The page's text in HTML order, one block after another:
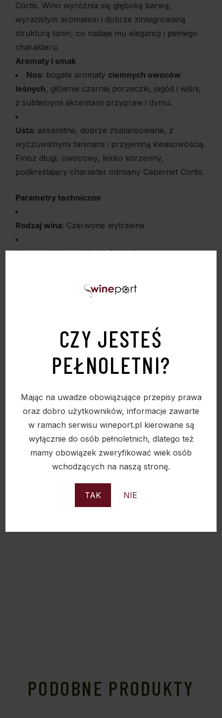
CZY JESTEŚ
PEŁNOLETNI?
Mając na uwadze obowiązujące przepisy prawa
oraz dobro użytkowników, informacje zawarte
w ramach serwisu wineport.pl kierowane są
wyłącznie do osób pełnoletnich, dlatego też
mamy obowiązek zweryfikować wiek osób
wchodzących na naszą stronę.
TAK NIE
Cortis. Wino wyróżnia się głęboką barwą,
wyrazistym aromatem i dobrze zintegrowaną
strukturą tanin, co nadaje mu elegancji i pełnego
charakteru.
Aromaty i smak
Nos: bogate aromaty ciemnych owoców
leśnych, głównie czarnej porzeczki, jagód i wiśni,
z subtelnymi akcentami przypraw i dymu.
Usta: aksamitne, dobrze zbalansowane, z
wyczuwalnymi taninami i przyjemną kwasowością.
Finisz długi, owocowy, lekko korzenny,
podkreślający charakter odmiany Cabernet Cortis.
Parametry techniczne
Rodzaj wina: Czerwone wytrawne
Szczep: Cabernet Cortis (100%)
: głęboki rubinowy
Temperatura podania: 14–16 °C
Doskonałe do:
pieczeni i potraw z grilla,
PODOBNE PRODUKTY